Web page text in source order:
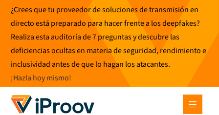
contenido
¿Crees que tu proveedor de soluciones de transmisión en
directo está preparado para hacer frente a los deepfakes?
Realiza esta auditoría de 7 preguntas y descubre las
deficiencias ocultas en materia de seguridad, rendimiento e
inclusividad antes de que lo hagan los atacantes.
¡Hazla hoy mismo!